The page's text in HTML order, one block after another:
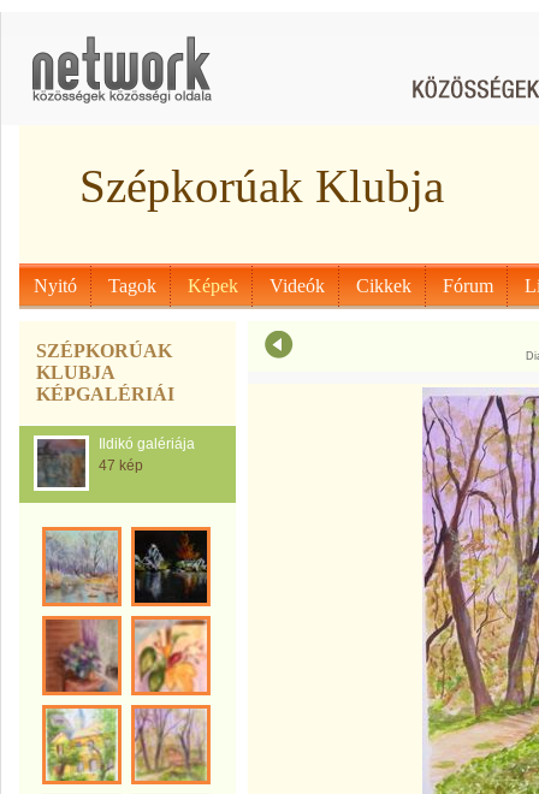
Szépkorúak Klubja
Nyitó Tagok Képek Videók Cikkek Fórum
SZÉPKORÚAK
KLUBJA
KÉPGALÉRIÁI
Ildikó galériája
47 kép